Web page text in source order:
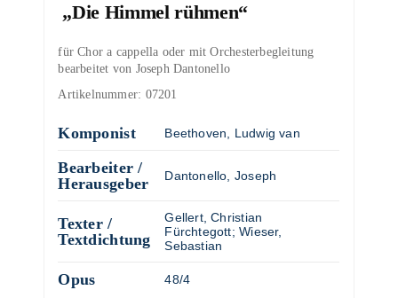
„Die Himmel rühmen“
für Chor a cappella oder mit Orchesterbegleitung
bearbeitet von Joseph Dantonello
Artikelnummer: 07201
Komponist Beethoven, Ludwig van
Bearbeiter /
Herausgeber
Dantonello, Joseph
Texter /
Textdichtung
Gellert, Christian
Fürchtegott;Wieser,
Sebastian
Opus 48/4